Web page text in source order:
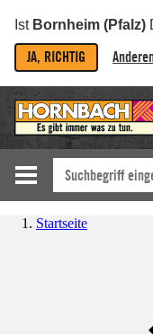
Ist Bornheim (Pfalz)
JA, RICHTIG
Startseite